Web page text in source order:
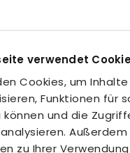
verwendet
Cookies, um
Funktionen für
und die
zu Ihrer
der
der
Definition von
man Krisen?
Mitarbeiter durch